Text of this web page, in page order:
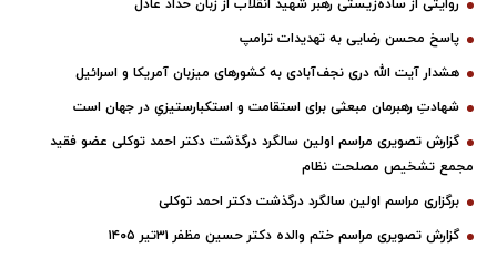
روایتی از ساده‌زیستی رهبر شهید انقلاب از زبان حداد عادل
پاسخ محسن رضایی به تهدیدات ترامپ
هشدار آیت الله دری نجف‌آبادی به کشورهای میزبان آمریکا و اسرائیل
شهادتِ رهبرمان مبعثی برای استقامت و استکبارستیزیِ در جهان است
گزارش تصویری مراسم اولین سالگرد درگذشت دکتر احمد توکلی عضو فقید
مجمع تشخیص مصلحت نظام
برگزاری مراسم اولین سالگرد درگذشت دکتر احمد توکلی
گزارش تصویری مراسم ختم والده دکتر حسین مظفر ۳۱تیر ۱۴۰۵